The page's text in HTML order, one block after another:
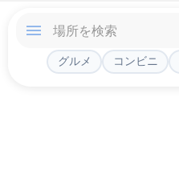
グルメ コンビニ